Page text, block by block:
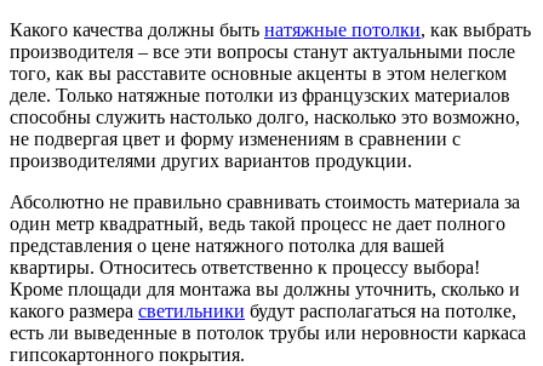
Какого качества должны быть натяжные потолки, как выбрать
производителя – все эти вопросы станут актуальными после
того, как вы расставите основные акценты в этом нелегком
деле. Только натяжные потолки из французских материалов
способны служить настолько долго, насколько это возможно,
не подвергая цвет и форму изменениям в сравнении с
производителями других вариантов продукции.
Абсолютно не правильно сравнивать стоимость материала за
один метр квадратный, ведь такой процесс не дает полного
представления о цене натяжного потолка для вашей
квартиры. Относитесь ответственно к процессу выбора!
Кроме площади для монтажа вы должны уточнить, сколько и
какого размера светильники будут располагаться на потолке,
есть ли выведенные в потолок трубы или неровности каркаса
гипсокартонного покрытия.